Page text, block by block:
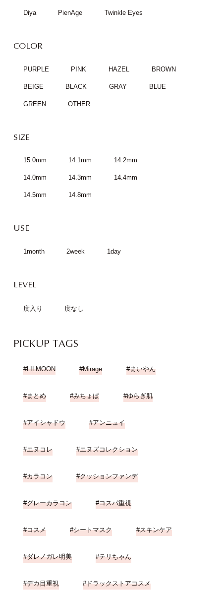
Diya PienAge Twinkle Eyes
COLOR
PURPLE PINK HAZEL BROWN
BEIGE BLACK GRAY BLUE
GREEN OTHER
SIZE
15.0mm 14.1mm 14.2mm
14.0mm 14.3mm 14.4mm
14.5mm 14.8mm
USE
1month 2week 1day
LEVEL
度入り 度なし
PICKUP TAGS
LILMOON Mirage まいやん
まとめ みちょぱ ゆらぎ肌
アイシャドウ アンニュイ
エヌコレ エヌズコレクション
カラコン クッションファンデ
グレーカラコン コスパ重視
コスメ シートマスク スキンケア
ダレノガレ明美 テリちゃん
デカ目重視 ドラックストアコスメ